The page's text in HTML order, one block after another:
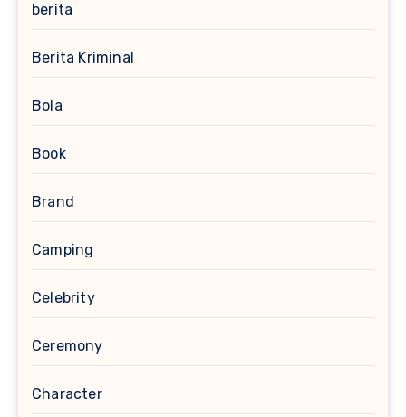
berita
Berita Kriminal
Bola
Book
Brand
Camping
Celebrity
Ceremony
Character